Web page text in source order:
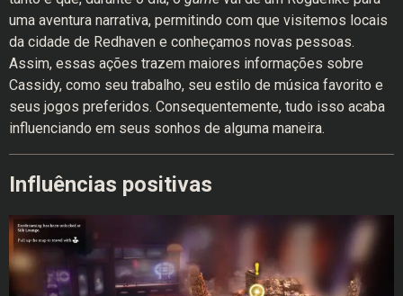
uma aventura narrativa, permitindo com que visitemos locais
da cidade de Redhaven e conheçamos novas pessoas.
Assim, essas ações trazem maiores informações sobre
Cassidy, como seu trabalho, seu estilo de música favorito e
seus jogos preferidos. Consequentemente, tudo isso acaba
influenciando em seus sonhos de alguma maneira.
Influências positivas